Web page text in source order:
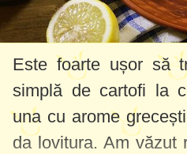
Este foarte ușor să
simplă de cartofi la
una cu arome
da lovitura. Am văzut